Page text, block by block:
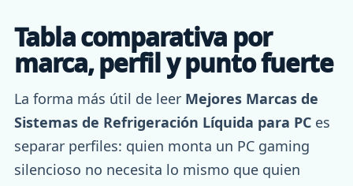
Tabla comparativa por
marca, perfil y punto fuerte
La forma más útil de leer Mejores Marcas de
Sistemas de Refrigeración Líquida para PC es
separar perfiles: quien monta un PC gaming
silencioso no necesita lo mismo que quien